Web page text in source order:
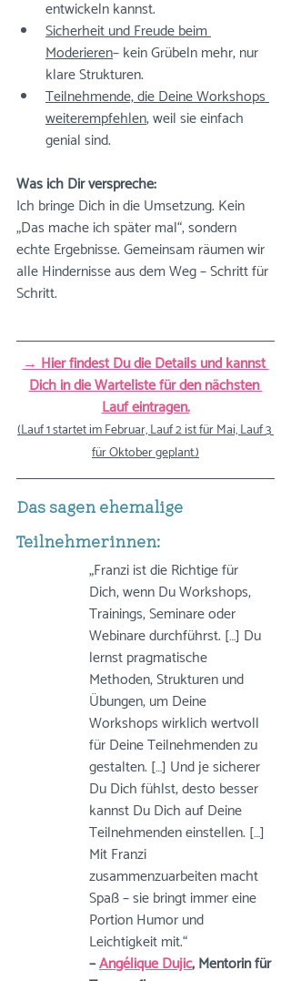
entwickeln kannst.
Sicherheit und Freude beim
Moderieren– kein Grübeln mehr, nur
klare Strukturen.
Teilnehmende, die Deine Workshops
weiterempfehlen, weil sie einfach
genial sind.​
Was ich Dir verspreche:
Ich bringe Dich in die Umsetzung. Kein
„Das mache ich später mal“, sondern
echte Ergebnisse. Gemeinsam räumen wir
alle Hindernisse aus dem Weg – Schritt für
Schritt.
→ Hier findest Du die Details und kannst
Dich in die Warteliste für den nächsten
Lauf eintragen.
(Lauf 1 startet im Februar, Lauf 2 ist für Mai, Lauf 3
für Oktober geplant.)
Das sagen ehemalige
Teilnehmerinnen:
„Franzi ist die Richtige für
Dich, wenn Du Workshops,
Trainings, Seminare oder
Webinare durchführst. […] Du
lernst pragmatische
Methoden, Strukturen und
Übungen, um Deine
Workshops wirklich wertvoll
für Deine Teilnehmenden zu
gestalten. […] Und je sicherer
Du Dich fühlst, desto besser
kannst Du Dich auf Deine
Teilnehmenden einstellen. […]
Mit Franzi
zusammenzuarbeiten macht
Spaß – sie bringt immer eine
Portion Humor und
Leichtigkeit mit.“
– Angélique Dujic, Mentorin für